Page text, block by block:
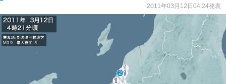
2011年03月12日04:24発表